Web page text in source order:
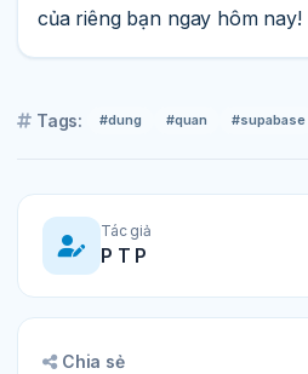
của riêng bạn ngay hôm nay!
Tags: #dung #quan #supabase
Tác giả
P T P
Chia sẻ